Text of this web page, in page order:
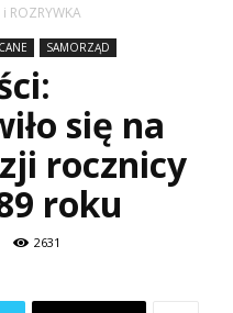
ROZRYWKA
SAMORZĄD
się na
rocznicy
roku
2631